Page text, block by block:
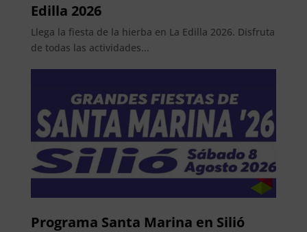
Edilla 2026
Llega la fiesta de la hierba en La Edilla 2026. Disfruta
de todas las actividades...
Programa Santa Marina en Silió